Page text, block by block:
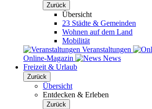
Zurück
Übersicht
23 Städte & Gemeinden
Wohnen auf dem Land
Mobilität
Veranstaltungen
Online-Magazin
News
Freizeit & Urlaub
Zurück
Übersicht
Entdecken & Erleben
Zurück